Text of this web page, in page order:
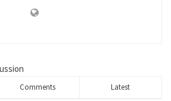
Comments Latest